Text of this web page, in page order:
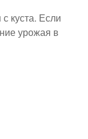
куста. Если
урожая в